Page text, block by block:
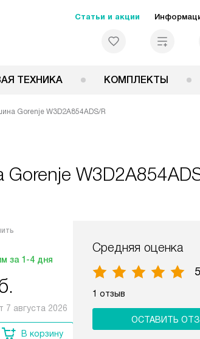
Статьи и акции
ТЕХНИКА КОМПЛЕКТЫ
Gorenje W3D2A854ADS/R
за 1-4 дня
7 августа 2026
В корзину
Средняя оценка
5
1 отзыв
ОСТАВИТЬ